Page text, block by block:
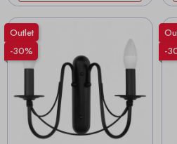
Outlet
-30%
-